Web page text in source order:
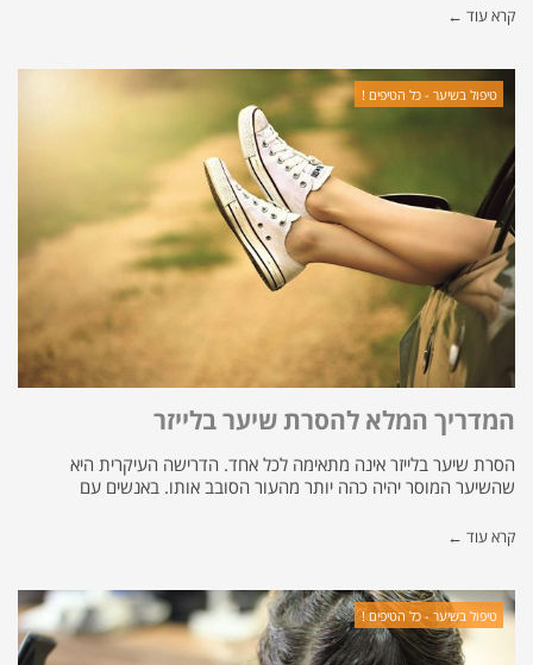
קרא עוד ←
טיפול בשיער - כל הטיפים !
המדריך המלא להסרת שיער בלייזר
הסרת שיער בלייזר אינה מתאימה לכל אחד. הדרישה העיקרית היא
שהשיער המוסר יהיה כהה יותר מהעור הסובב אותו. באנשים עם
קרא עוד ←
טיפול בשיער - כל הטיפים !